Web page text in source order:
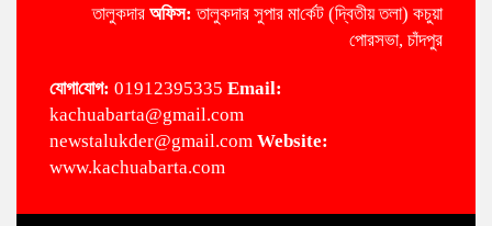
তালুকদার অ‌ফিস:তালুকদার সুপার মা‌র্কেট (দ্বিতীয় তলা) কচুয়া
পোরসভা, চাঁদপুর
‌যোগা‌যোগ: 01912395335 Email:
kachuabarta@gmail.com
newstalukder@gmail.com Website:
www.kachuabarta.com